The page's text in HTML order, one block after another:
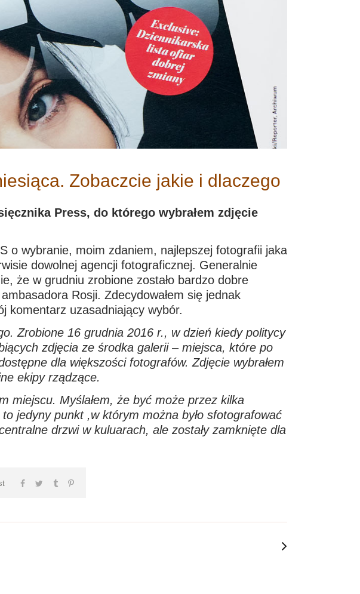
Zobaczcie jakie i dlaczego
Press, do którego wybrałem zdjęcie
o wybranie, moim zdaniem, najlepszej fotografii jaka
dowolnej agencji fotograficznej. Generalnie
że w grudniu zrobione zostało bardzo dobre
Rosji. Zdecydowałem się jednak
komentarz uzasadniający wybór.
Zrobione 16 grudnia 2016 r., w dzień kiedy politycy
zdjęcia ze środka galerii – miejsca, które po
dla większości fotografów. Zdjęcie wybrałem
ekipy rządzące.
miejscu. Myślałem, że być może przez kilka
jedyny punkt ,w którym można było sfotografować
drzwi w kuluarach, ale zostały zamknięte dla